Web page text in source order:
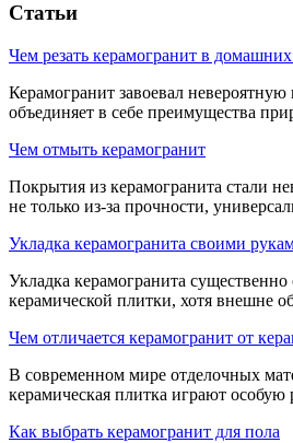
Статьи
Чем резать керамогранит в домашних
Керамогранит завоевал невероятную
объединяет в себе преимущества
Чем отмыть керамогранит
Покрытия из керамогранита стали
не только из-за прочности,
Укладка керамогранита своими
Укладка керамогранита существенно
керамической плитки, хотя внешне
Чем отличается керамогранит от
В современном мире отделочных
керамическая плитка играют особую
Как выбрать керамогранит для пола